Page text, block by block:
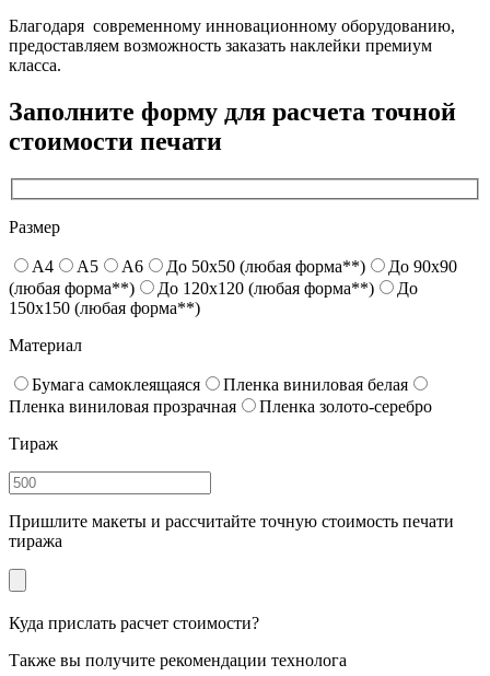
Благодаря современному инновационному оборудованию,
предоставляем возможность заказать наклейки премиум
класса.
Заполните форму для расчета точной
стоимости печати
Размер
A4 A5 A6 До 50x50 (любая форма**)
До 90x90
(любая форма**)
До 120x120 (любая форма**)
До
150x150 (любая форма**)
Материал
Бумага самоклеящаяся
Пленка виниловая белая
Пленка виниловая прозрачная
Пленка золото-серебро
Тираж
Пришлите макеты и рассчитайте точную стоимость печати
тиража
Куда прислать расчет стоимости?
Также вы получите рекомендации технолога